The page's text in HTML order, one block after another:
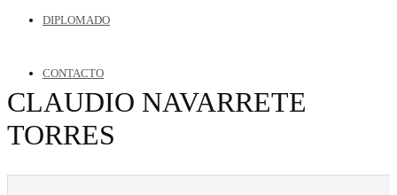
DIPLOMADO
CONTACTO
CLAUDIO NAVARRETE
TORRES